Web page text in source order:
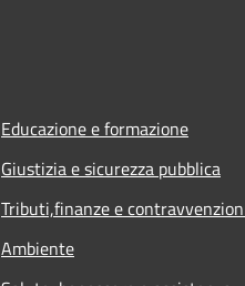
Educazione e formazione
Giustizia e sicurezza pubblica
Tributi,finanze e
Ambiente